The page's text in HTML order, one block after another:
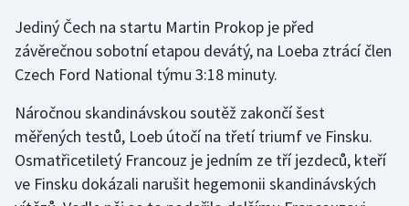
Futsal
Gymnastika
Házená
Jediný Čech na startu Martin Prokop je před
závěrečnou sobotní etapou devátý, na Loeba ztrácí člen
Czech Ford National týmu 3:18 minuty.
Náročnou skandinávskou soutěž zakončí šest
měřených testů, Loeb útočí na třetí triumf ve Finsku.
Osmatřicetiletý Francouz je jedním ze tří jezdeců, kteří
ve Finsku dokázali narušit hegemonii skandinávských